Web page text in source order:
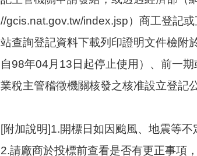
//gcis.nat.gov.tw/index.jsp）商工登記
站查詢登記資料下載列印證明文件檢附
自98年04月13日起停止使用）、前一
業稅主管稽徵機關核發之核准設立登記
[附加說明]1.開標日如因颱風、地震等
2.請廠商於投標前查看是否有更正事項